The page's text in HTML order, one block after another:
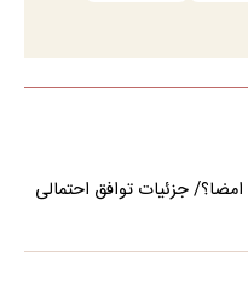
جزئیات توافق احتمالی